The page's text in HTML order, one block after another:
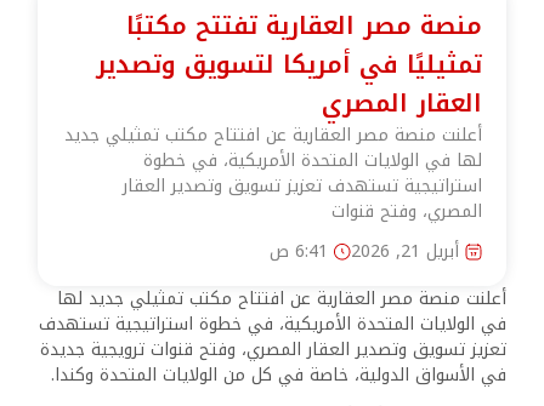
منصة مصر العقارية تفتتح مكتبًا
تمثيليًا في أمريكا لتسويق وتصدير
العقار المصري
أعلنت منصة مصر العقارية عن افتتاح مكتب تمثيلي جديد
لها في الولايات المتحدة الأمريكية، في خطوة
استراتيجية تستهدف تعزيز تسويق وتصدير العقار
المصري، وفتح قنوات
أبريل 21, 2026
6:41 ص
أعلنت منصة مصر العقارية عن افتتاح مكتب تمثيلي جديد لها
في الولايات المتحدة الأمريكية، في خطوة استراتيجية تستهدف
تعزيز تسويق وتصدير العقار المصري، وفتح قنوات ترويجية جديدة
في الأسواق الدولية، خاصة في كل من الولايات المتحدة وكندا.